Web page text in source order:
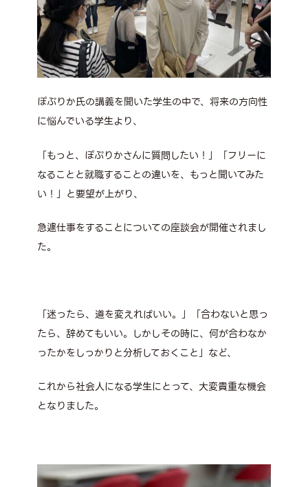
ぽぷりか氏の講義を聞いた学生の中で、将来の方向性
に悩んでいる学生より、
「もっと、ぽぷりかさんに質問したい！」「フリーに
なることと就職することの違いを、もっと聞いてみた
い！」と要望が上がり、
急遽仕事をすることについての座談会が開催されまし
た。
「迷ったら、道を変えればいい。」「合わないと思っ
たら、辞めてもいい。しかしその時に、何が合わなか
ったかをしっかりと分析しておくこと」など、
これから社会人になる学生にとって、大変貴重な機会
となりました。